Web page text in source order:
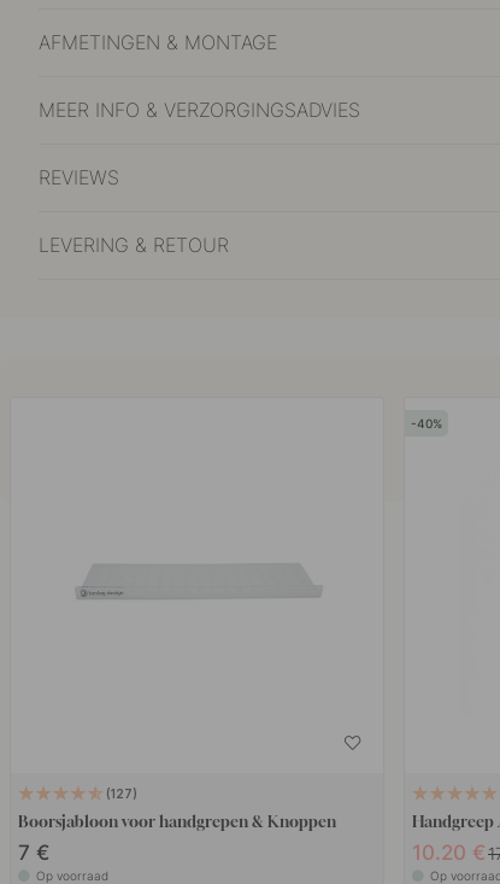
AFMETINGEN & MONTAGE
MEER INFO & VERZORGINGSADVIES
REVIEWS
LEVERING & RETOUR
127
Boorsjabloon voor handgrepen & Knoppen
7 €
Op voorraad
40
Handgreep
10.20 €
Op voorraad